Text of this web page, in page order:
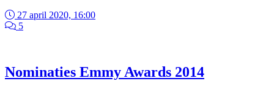
27 april 2020, 16:00
5
Nominaties Emmy Awards 2014